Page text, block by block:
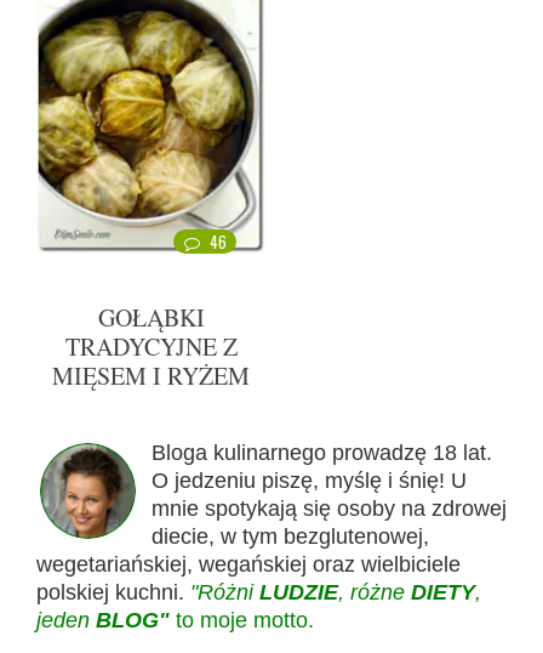
46
GOŁĄBKI
TRADYCYJNE Z
MIĘSEM I RYŻEM
Bloga kulinarnego prowadzę 18 lat.
O jedzeniu piszę, myślę i śnię! U
mnie spotykają się osoby na zdrowej
diecie, w tym bezglutenowej,
wegetariańskiej, wegańskiej oraz wielbiciele
polskiej kuchni. "Różni LUDZIE, różne DIETY,
jeden BLOG" to moje motto.